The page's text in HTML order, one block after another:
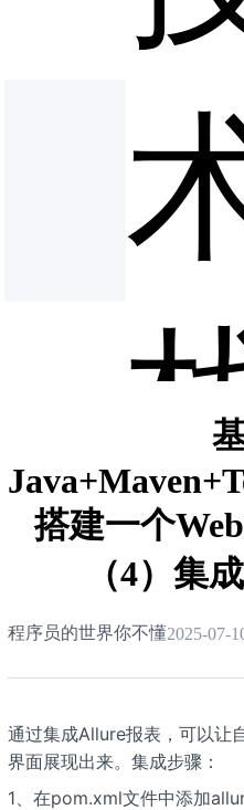
搭建一个
（4）集
程序员的世界你不懂2025-07-
通过集成Allure报表，可以让
界面展现出来。集成步骤：
1、在pom.xml文件中添加